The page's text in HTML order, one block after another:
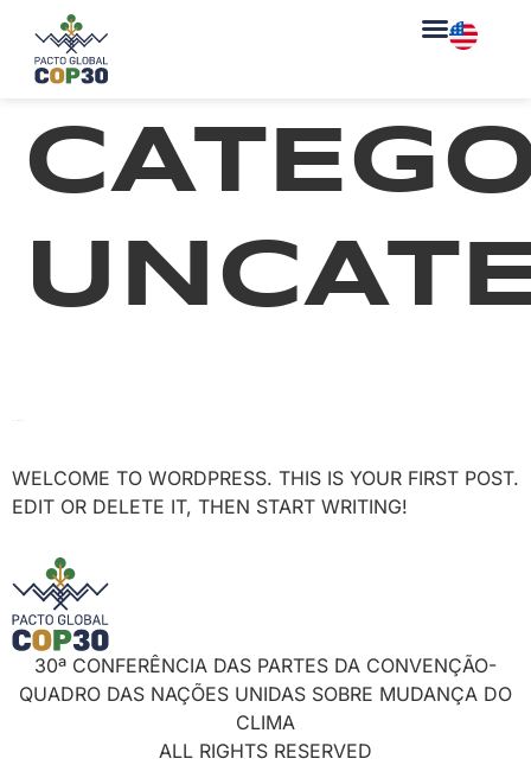
WELCOME TO WORDPRESS. THIS IS YOUR FIRST POST.
EDIT OR DELETE IT, THEN START WRITING!
30ª CONFERÊNCIA DAS PARTES DA CONVENÇÃO-
QUADRO DAS NAÇÕES UNIDAS SOBRE MUDANÇA DO
CLIMA
ALL RIGHTS RESERVED